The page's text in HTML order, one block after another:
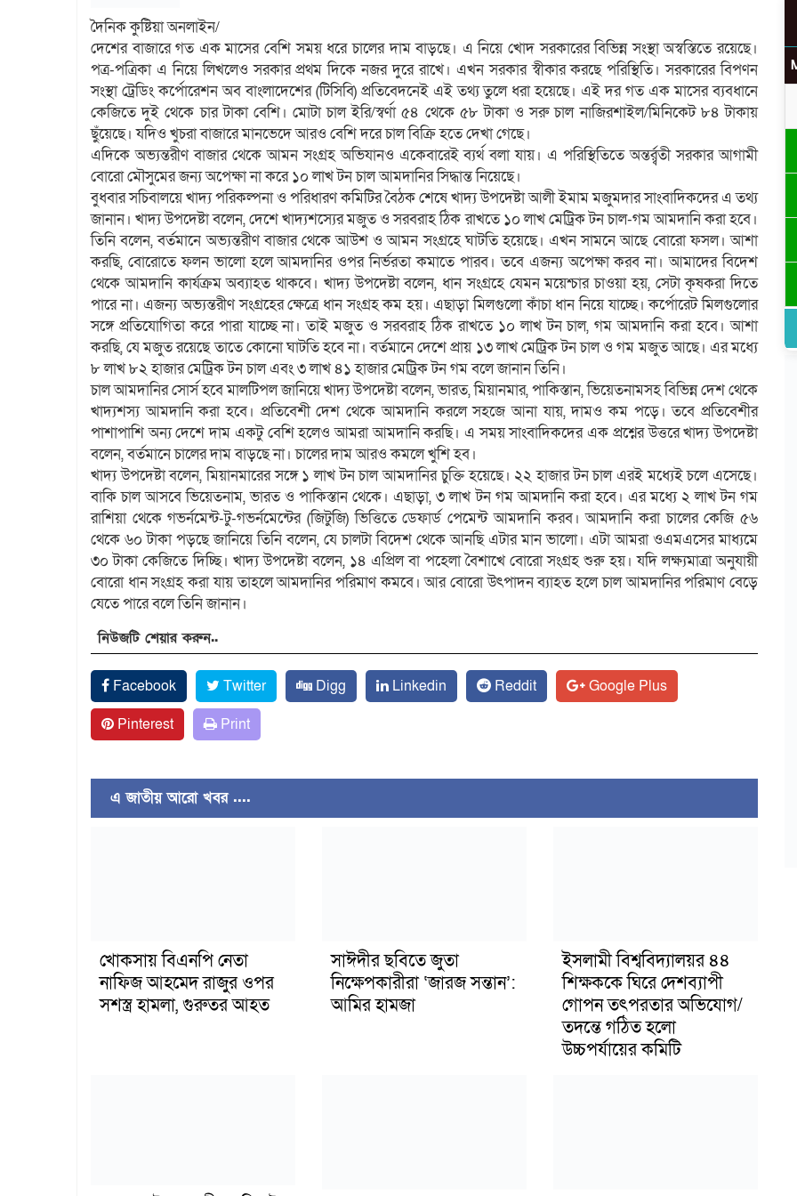
দৈনিক কুষ্টিয়া অনলাইন/
দেশের বাজারে গত এক মাসের বেশি সময় ধরে চালের দাম বাড়ছে। এ নিয়ে খোদ সরকারের বিভিন্ন সংস্থা অস্বস্তিতে রয়েছে।
পত্র-পত্রিকা এ নিয়ে লিখলেও সরকার প্রথম দিকে নজর দুরে রাখে। এখন সরকার স্বীকার করছে পরিস্থিতি। সরকারের বিপণন
সংস্থা ট্রেডিং কর্পোরেশন অব বাংলাদেশের (টিসিবি) প্রতিবেদনেই এই তথ্য তুলে ধরা হয়েছে। এই দর গত এক মাসের ব্যবধানে
কেজিতে দুই থেকে চার টাকা বেশি। মোটা চাল ইরি/স্বর্ণা ৫৪ থেকে ৫৮ টাকা ও সরু চাল নাজিরশাইল/মিনিকেট ৮৪ টাকায়
ছুঁয়েছে। যদিও খুচরা বাজারে মানভেদে আরও বেশি দরে চাল বিক্রি হতে দেখা গেছে।
এদিকে অভ্যন্তরীণ বাজার থেকে আমন সংগ্রহ অভিযানও একেবারেই ব্যর্থ বলা যায়। এ পরিস্থিতিতে অন্তর্র্বতী সরকার আগামী
বোরো মৌসুমের জন্য অপেক্ষা না করে ১০ লাখ টন চাল আমদানির সিদ্ধান্ত নিয়েছে।
বুধবার সচিবালয়ে খাদ্য পরিকল্পনা ও পরিধারণ কমিটির বৈঠক শেষে খাদ্য উপদেষ্টা আলী ইমাম মজুমদার সাংবাদিকদের এ তথ্য
জানান। খাদ্য উপদেষ্টা বলেন, দেশে খাদ্যশস্যের মজুত ও সরবরাহ ঠিক রাখতে ১০ লাখ মেট্রিক টন চাল-গম আমদানি করা হবে।
তিনি বলেন, বর্তমানে অভ্যন্তরীণ বাজার থেকে আউশ ও আমন সংগ্রহে ঘাটতি হয়েছে। এখন সামনে আছে বোরো ফসল। আশা
করছি, বোরোতে ফলন ভালো হলে আমদানির ওপর নির্ভরতা কমাতে পারব। তবে এজন্য অপেক্ষা করব না। আমাদের বিদেশ
থেকে আমদানি কার্যক্রম অব্যাহত থাকবে। খাদ্য উপদেষ্টা বলেন, ধান সংগ্রহে যেমন ময়েশ্চার চাওয়া হয়, সেটা কৃষকরা দিতে
পারে না। এজন্য অভ্যন্তরীণ সংগ্রহের ক্ষেত্রে ধান সংগ্রহ কম হয়। এছাড়া মিলগুলো কাঁচা ধান নিয়ে যাচ্ছে। কর্পোরেট মিলগুলোর
সঙ্গে প্রতিযোগিতা করে পারা যাচ্ছে না। তাই মজুত ও সরবরাহ ঠিক রাখতে ১০ লাখ টন চাল, গম আমদানি করা হবে। আশা
করছি, যে মজুত রয়েছে তাতে কোনো ঘাটতি হবে না। বর্তমানে দেশে প্রায় ১৩ লাখ মেট্রিক টন চাল ও গম মজুত আছে। এর মধ্যে
৮ লাখ ৮২ হাজার মেট্রিক টন চাল এবং ৩ লাখ ৪১ হাজার মেট্রিক টন গম বলে জানান তিনি।
চাল আমদানির সোর্স হবে মালটিপল জানিয়ে খাদ্য উপদেষ্টা বলেন, ভারত, মিয়ানমার, পাকিস্তান, ভিয়েতনামসহ বিভিন্ন দেশ থেকে
খাদ্যশস্য আমদানি করা হবে। প্রতিবেশী দেশ থেকে আমদানি করলে সহজে আনা যায়, দামও কম পড়ে। তবে প্রতিবেশীর
পাশাপাশি অন্য দেশে দাম একটু বেশি হলেও আমরা আমদানি করছি। এ সময় সাংবাদিকদের এক প্রশ্নের উত্তরে খাদ্য উপদেষ্টা
বলেন, বর্তমানে চালের দাম বাড়ছে না। চালের দাম আরও কমলে খুশি হব।
খাদ্য উপদেষ্টা বলেন, মিয়ানমারের সঙ্গে ১ লাখ টন চাল আমদানির চুক্তি হয়েছে। ২২ হাজার টন চাল এরই মধ্যেই চলে এসেছে।
বাকি চাল আসবে ভিয়েতনাম, ভারত ও পাকিস্তান থেকে। এছাড়া, ৩ লাখ টন গম আমদানি করা হবে। এর মধ্যে ২ লাখ টন গম
রাশিয়া থেকে গভর্নমেন্ট-টু-গভর্নমেন্টের (জিটুজি) ভিত্তিতে ডেফার্ড পেমেন্ট আমদানি করব। আমদানি করা চালের কেজি ৫৬
থেকে ৬০ টাকা পড়ছে জানিয়ে তিনি বলেন, যে চালটা বিদেশ থেকে আনছি এটার মান ভালো। এটা আমরা ওএমএসের মাধ্যমে
৩০ টাকা কেজিতে দিচ্ছি। খাদ্য উপদেষ্টা বলেন, ১৪ এপ্রিল বা পহেলা বৈশাখে বোরো সংগ্রহ শুরু হয়। যদি লক্ষ্যমাত্রা অনুযায়ী
বোরো ধান সংগ্রহ করা যায় তাহলে আমদানির পরিমাণ কমবে। আর বোরো উৎপাদন ব্যাহত হলে চাল আমদানির পরিমাণ বেড়ে
যেতে পারে বলে তিনি জানান।
নিউজটি শেয়ার করুন..
Facebook Twitter Digg Linkedin Reddit
Google Plus
Pinterest
Print
এ জাতীয় আরো খবর ....
খোকসায় বিএনপি নেতা
নাফিজ আহমেদ রাজুর ওপর
সশস্ত্র হামলা, গুরুতর আহত
সাঈদীর ছবিতে জুতা
নিক্ষেপকারীরা ‘জারজ সন্তান’:
আমির হামজা
ইসলামী বিশ্ববিদ্যালয়র ৪৪
শিক্ষককে ঘিরে দেশব্যাপী
গোপন তৎপরতার অভিযোগ/
তদন্তে গঠিত হলো
উচ্চপর্যায়ের কমিটি